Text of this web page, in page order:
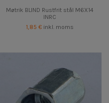
Møtrik BLIND Rustfrit stål M6X14
INRC
1,85 € inkl. moms